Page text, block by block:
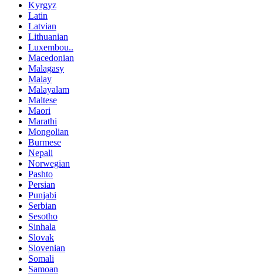
Kyrgyz
Latin
Latvian
Lithuanian
Luxembou..
Macedonian
Malagasy
Malay
Malayalam
Maltese
Maori
Marathi
Mongolian
Burmese
Nepali
Norwegian
Pashto
Persian
Punjabi
Serbian
Sesotho
Sinhala
Slovak
Slovenian
Somali
Samoan